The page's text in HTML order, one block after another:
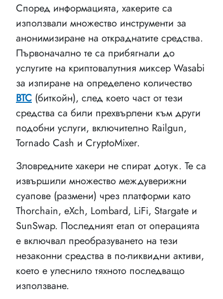
Според информацията, хакерите са
използвали множество инструменти за
анонимизиране на откраднатите средства.
Първоначално те са прибягнали до
услугите на криптовалутния миксер Wasabi
за изпиране на определено количество
BTC (биткойн), след което част от тези
средства са били прехвърлени към други
подобни услуги, включително Railgun,
Tornado Cash и CryptoMixer.
Зловредните хакери не спират дотук. Те са
извършили множество междуверижни
суапове (размени) чрез платформи като
Thorchain, eXch, Lombard, LiFi, Stargate и
SunSwap. Последният етап от операцията
е включвал преобразуването на тези
незаконни средства в по-ликвидни активи,
което е улеснило тяхното последващо
използване.